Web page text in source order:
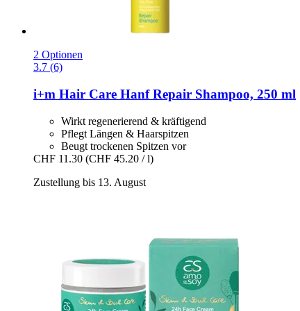
2 Optionen
3.7 (6)
i+m Hair Care Hanf Repair Shampoo, 250 ml
Wirkt regenerierend & kräftigend
Pflegt Längen & Haarspitzen
Beugt trockenen Spitzen vor
CHF 11.30 (CHF 45.20 / l)
Zustellung bis 13. August